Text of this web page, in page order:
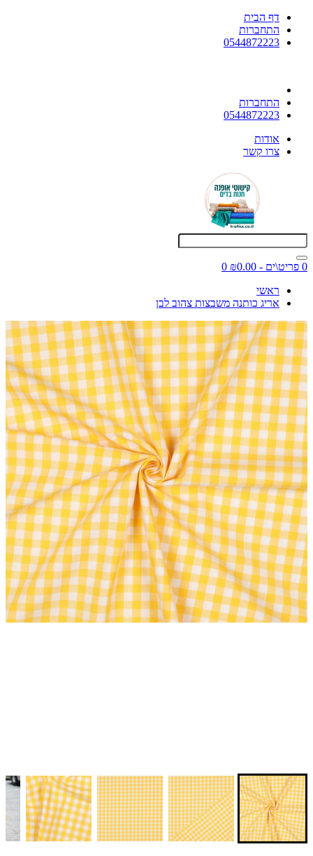
דף הבית
התחברות
0544872223
התחברות
0544872223
אודות
צרו קשר
0 פריט\ים - ₪0.00
0
ראשי
אריג כותנה משבצות צהוב לבן